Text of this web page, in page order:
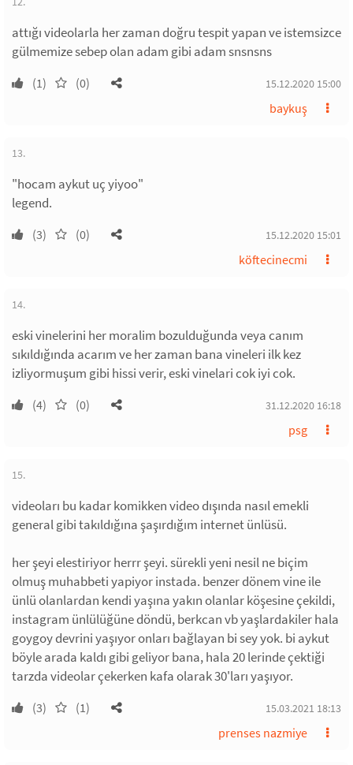
attığı videolarla her zaman doğru tespit yapan ve istemsizce
gülmemize sebep olan adam gibi adam snsnsns
(1) (0) 15.12.2020 15:00
baykuş
13.
"hocam aykut uç yiyoo"
legend.
(3) (0) 15.12.2020 15:01
köftecinecmi
14.
eski vinelerini her moralim bozulduğunda veya canım
sıkıldığında acarım ve her zaman bana vineleri ilk kez
izliyormuşum gibi hissi verir, eski vinelari cok iyi cok.
(4) (0) 31.12.2020 16:18
psg
15.
videoları bu kadar komikken video dışında nasıl emekli
general gibi takıldığına şaşırdığım internet ünlüsü.
her şeyi elestiriyor herrr şeyi. sürekli yeni nesil ne biçim
olmuş muhabbeti yapiyor instada. benzer dönem vine ile
ünlü olanlardan kendi yaşına yakın olanlar köşesine çekildi,
instagram ünlülüğüne döndü, berkcan vb yaşlardakiler hala
goygoy devrini yaşıyor onları bağlayan bi sey yok. bi aykut
böyle arada kaldı gibi geliyor bana, hala 20 lerinde çektiği
tarzda videolar çekerken kafa olarak 30'ları yaşıyor.
(3) (1) 15.03.2021 18:13
prenses nazmiye